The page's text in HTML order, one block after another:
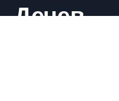
Дечев